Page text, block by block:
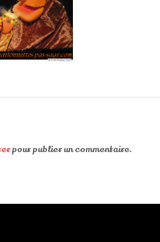
pour publier un commentaire.